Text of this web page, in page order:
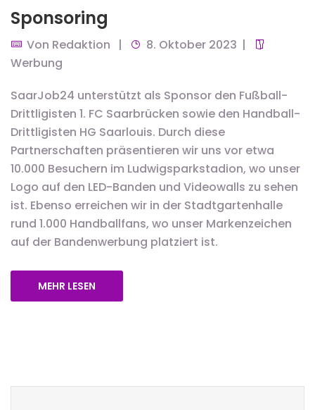
Sponsoring
Von Redaktion
8. Oktober 2023
Werbung
SaarJob24 unterstützt als Sponsor den Fußball-
Drittligisten 1. FC Saarbrücken sowie den Handball-
Drittligisten HG Saarlouis. Durch diese
Partnerschaften präsentieren wir uns vor etwa
10.000 Besuchern im Ludwigsparkstadion, wo unser
Logo auf den LED-Banden und Videowalls zu sehen
ist. Ebenso erreichen wir in der Stadtgartenhalle
rund 1.000 Handballfans, wo unser Markenzeichen
auf der Bandenwerbung platziert ist.
MEHR LESEN